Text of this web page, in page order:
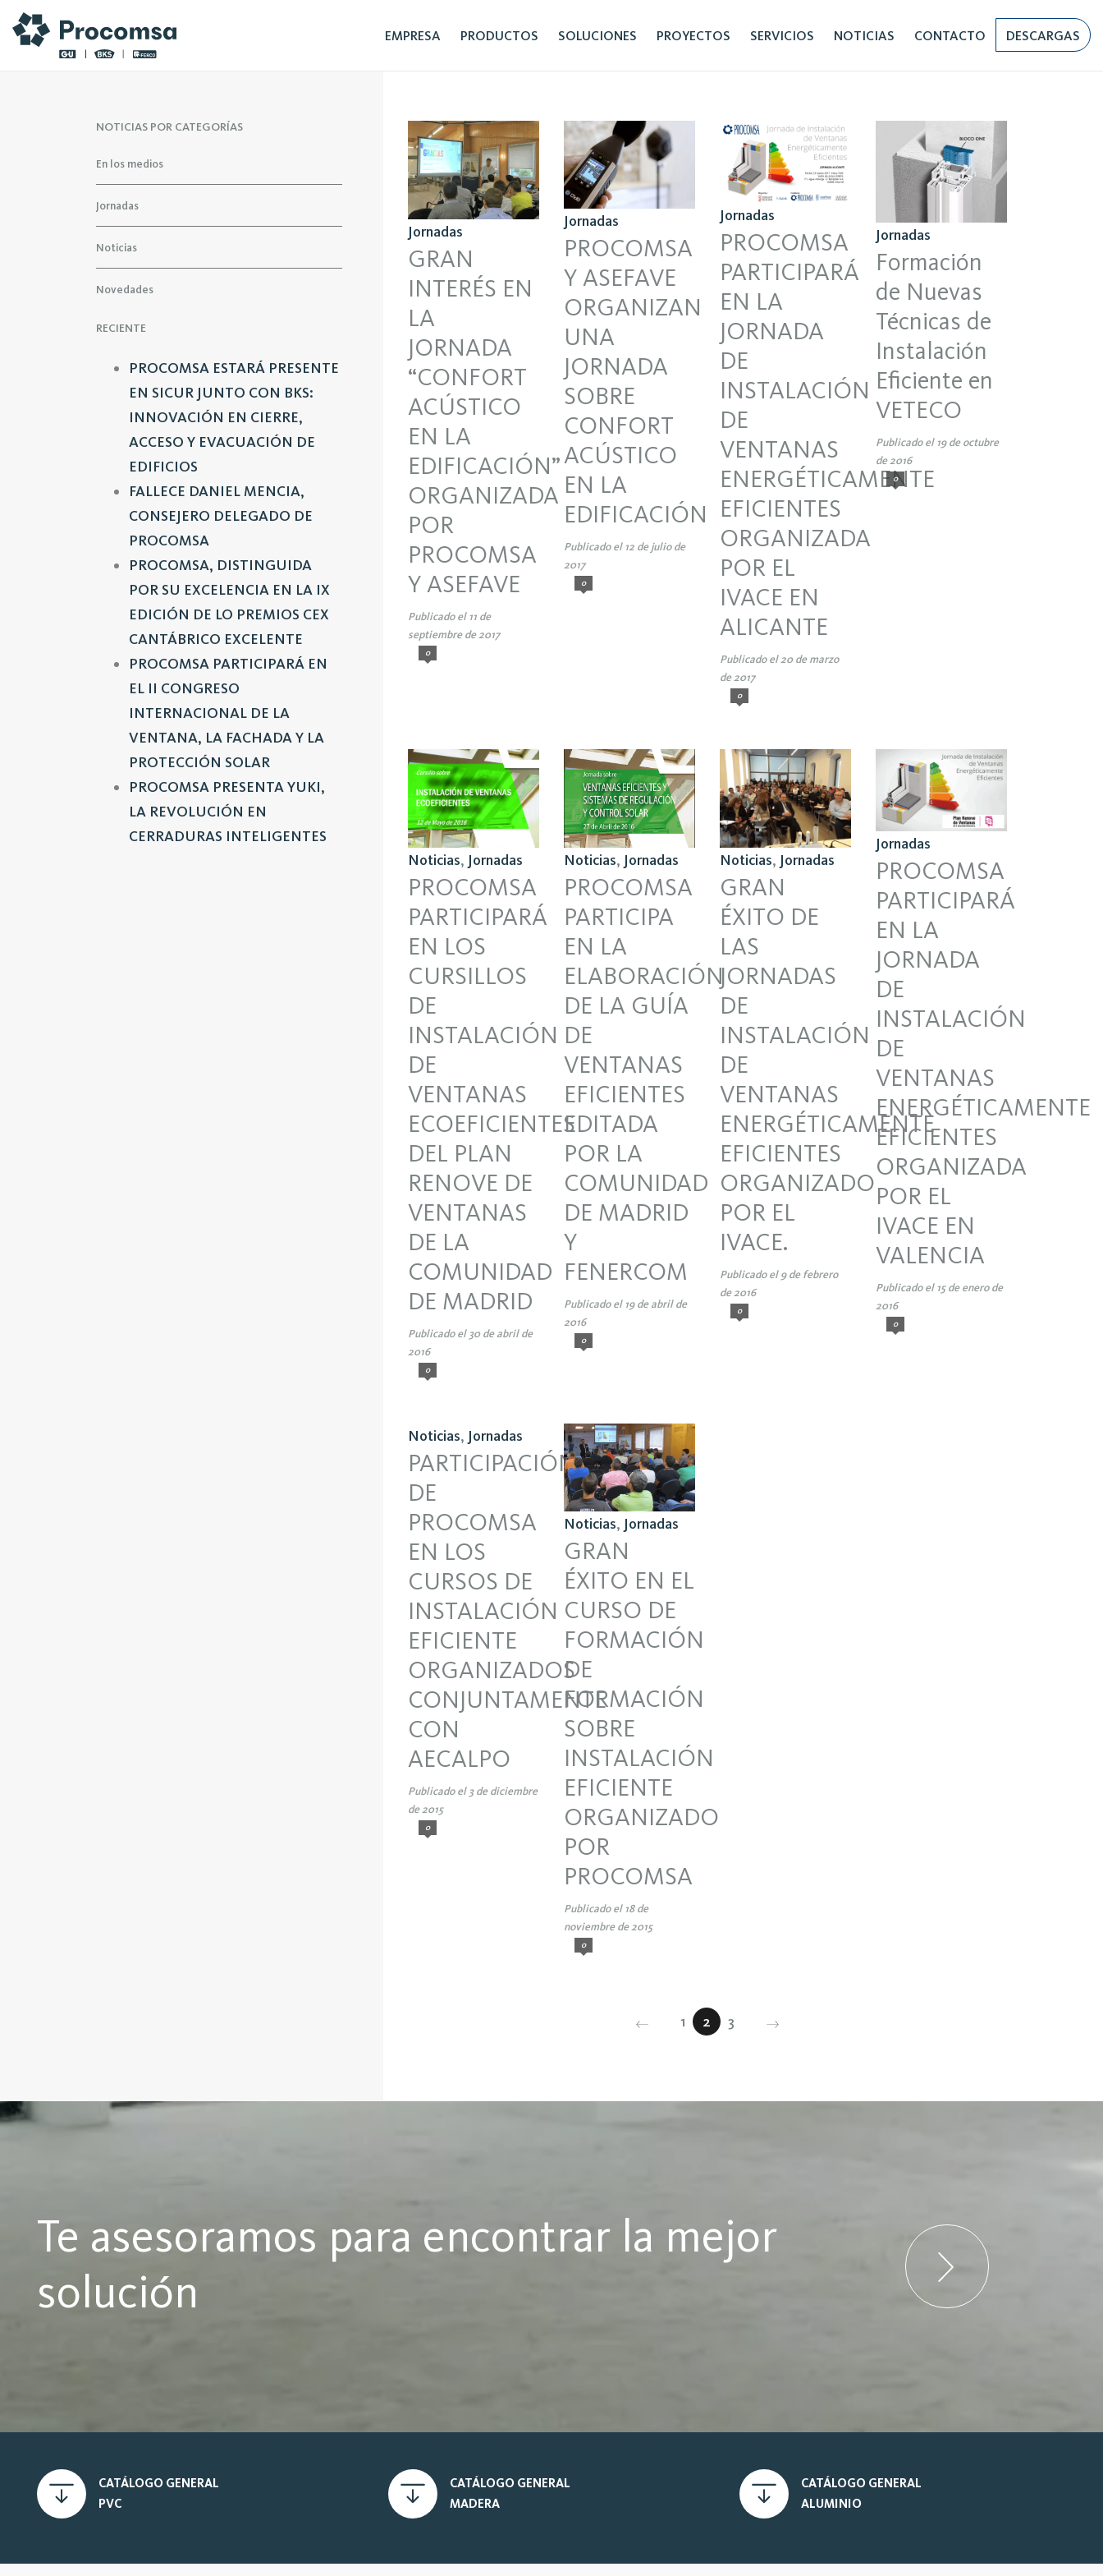
EMPRESA PRODUCTOS SOLUCIONES PROYECTOS SERVICIOS NOTICIAS CONTACTO DESCARGAS
Jornadas
GRAN
INTERÉS EN
LA
JORNADA
“CONFORT
ACÚSTICO
EN LA
EDIFICACIÓN”
ORGANIZADA
POR
PROCOMSA
Y ASEFAVE
Publicado el 11 de
septiembre de 2017
0
Jornadas
PROCOMSA
Y ASEFAVE
ORGANIZAN
UNA
JORNADA
SOBRE
CONFORT
ACÚSTICO
EN LA
EDIFICACIÓN
Publicado el 12 de julio de
2017
0
Jornadas
PROCOMSA
PARTICIPARÁ
EN LA
JORNADA
DE
INSTALACIÓN
DE
VENTANAS
ENERGÉTICAMENTE
EFICIENTES
ORGANIZADA
POR EL
IVACE EN
ALICANTE
Publicado el 20 de marzo
de 2017
0
Jornadas
Formación
de Nuevas
Técnicas de
Instalación
Eficiente en
VETECO
Publicado el 19 de octubre
de 2016
0
Noticias, Jornadas
PROCOMSA
PARTICIPARÁ
EN LOS
CURSILLOS
DE
INSTALACIÓN
DE
VENTANAS
ECOEFICIENTES
DEL PLAN
RENOVE DE
VENTANAS
DE LA
COMUNIDAD
DE MADRID
Publicado el 30 de abril de
2016
0
Noticias, Jornadas
PROCOMSA
PARTICIPA
EN LA
ELABORACIÓN
DE LA GUÍA
DE
VENTANAS
EFICIENTES
EDITADA
POR LA
COMUNIDAD
DE MADRID
Y
FENERCOM
Publicado el 19 de abril de
2016
0
Noticias, Jornadas
GRAN
ÉXITO DE
LAS
JORNADAS
DE
INSTALACIÓN
DE
VENTANAS
ENERGÉTICAMENTE
EFICIENTES
ORGANIZADO
POR EL
IVACE.
Publicado el 9 de febrero
de 2016
0
Jornadas
PROCOMSA
PARTICIPARÁ
EN LA
JORNADA
DE
INSTALACIÓN
DE
VENTANAS
ENERGÉTICAMENTE
EFICIENTES
ORGANIZADA
POR EL
IVACE EN
VALENCIA
Publicado el 15 de enero de
2016
0
Noticias, Jornadas
PARTICIPACIÓN
DE
PROCOMSA
EN LOS
CURSOS DE
INSTALACIÓN
EFICIENTE
ORGANIZADOS
CONJUNTAMENTE
CON
AECALPO
Publicado el 3 de diciembre
de 2015
0
Noticias, Jornadas
GRAN
ÉXITO EN EL
CURSO DE
FORMACIÓN
DE
FORMACIÓN
SOBRE
INSTALACIÓN
EFICIENTE
ORGANIZADO
POR
PROCOMSA
Publicado el 18 de
noviembre de 2015
0
1 2 3
NOTICIAS POR CATEGORÍAS
En los medios
Jornadas
Noticias
Novedades
RECIENTE
PROCOMSA ESTARÁ PRESENTE
EN SICUR JUNTO CON BKS:
INNOVACIÓN EN CIERRE,
ACCESO Y EVACUACIÓN DE
EDIFICIOS
FALLECE DANIEL MENCIA,
CONSEJERO DELEGADO DE
PROCOMSA
PROCOMSA, DISTINGUIDA
POR SU EXCELENCIA EN LA IX
EDICIÓN DE LO PREMIOS CEX
CANTÁBRICO EXCELENTE
PROCOMSA PARTICIPARÁ EN
EL II CONGRESO
INTERNACIONAL DE LA
VENTANA, LA FACHADA Y LA
PROTECCIÓN SOLAR
PROCOMSA PRESENTA YUKI,
LA REVOLUCIÓN EN
CERRADURAS INTELIGENTES
Te asesoramos para encontrar la mejor
solución
CATÁLOGO GENERAL
PVC
CATÁLOGO GENERAL
MADERA
CATÁLOGO GENERAL
ALUMINIO